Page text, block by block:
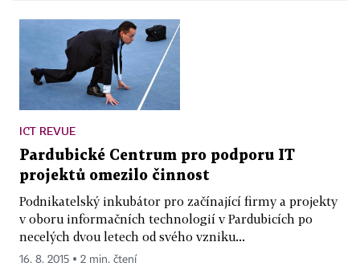
ICT REVUE
Pardubické Centrum pro podporu IT
projektů omezilo činnost
Podnikatelský inkubátor pro začínající firmy a projekty
v oboru informačních technologií v Pardubicích po
necelých dvou letech od svého vzniku...
16. 8. 2015 ▪ 2 min. čtení